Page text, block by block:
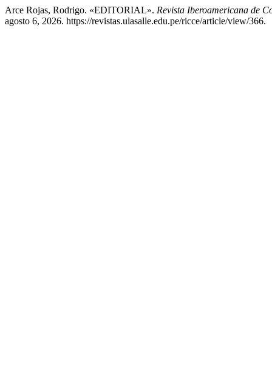
Arce Rojas, Rodrigo. «EDITORIAL». Revista Iberoamericana de
agosto 6, 2026. https://revistas.ulasalle.edu.pe/ricce/article/view/366.